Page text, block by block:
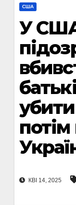
США
У США
КВІ 14, 2025